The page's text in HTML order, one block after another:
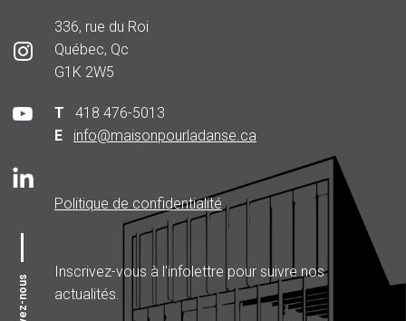
336, rue du Roi
Québec, Qc
G1K 2W5
T 418 476-5013
E
info@maisonpourladanse.ca
Politique de confidentialité
Inscrivez-vous à l'infolettre pour suivre nos
actualités.